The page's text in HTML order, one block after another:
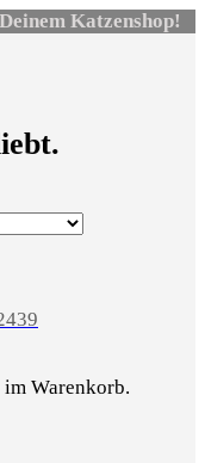
Katzenshop!
Warenkorb.